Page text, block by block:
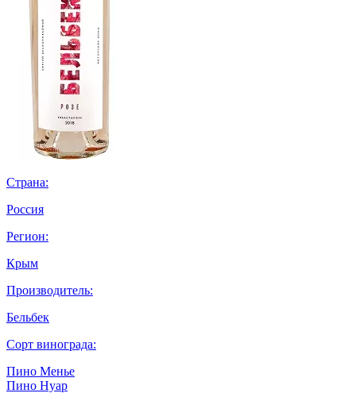
Страна:
Россия
Регион:
Крым
Производитель:
Бельбек
Сорт винограда:
Пино Менье
Пино Нуар